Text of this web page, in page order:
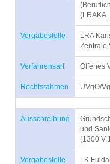
Vergabestelle
LRA
Zentrale
Verfahrensart Offenes
Rechtsrahmen UVgO/
Ausschreibung
und
(1300 V
Vergabestelle LK